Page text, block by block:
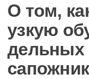
О том,
узкую
дельных